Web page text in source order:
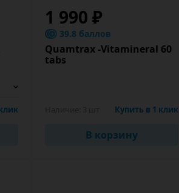
1 990 ₽
39.8 баллов
Quamtrax -Vitamineral 60
tabs
Купить в 1 клик
В корзину